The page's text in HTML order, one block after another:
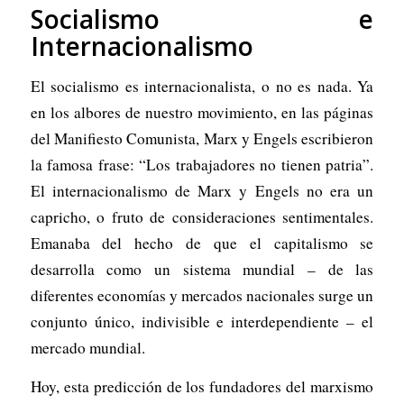
Socialismo e
Internacionalismo
El socialismo es internacionalista, o no es nada. Ya
en los albores de nuestro movimiento, en las páginas
del Manifiesto Comunista, Marx y Engels escribieron
la famosa frase: “Los trabajadores no tienen patria”.
El internacionalismo de Marx y Engels no era un
capricho, o fruto de consideraciones sentimentales.
Emanaba del hecho de que el capitalismo se
desarrolla como un sistema mundial – de las
diferentes economías y mercados nacionales surge un
conjunto único, indivisible e interdependiente – el
mercado mundial.
Hoy, esta predicción de los fundadores del marxismo